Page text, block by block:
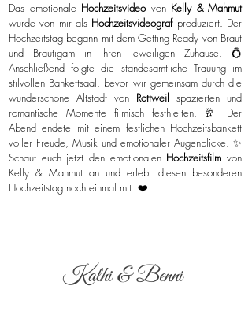
Das emotionale Hochzeitsvideovon Kelly & Mahmut
wurde von mir als Hochzeitsvideograf produziert. Der
Hochzeitstag begann mit dem Getting Ready von Braut
und Bräutigam in ihren jeweiligen Zuhause. 💍
Anschließend folgte die standesamtliche Trauung im
stilvollen Bankettsaal, bevor wir gemeinsam durch die
wunderschöne Altstadt von Rottweil spazierten und
romantische Momente filmisch festhielten. 🥂 Der
Abend endete mit einem festlichen Hochzeitsbankett
voller Freude, Musik und emotionaler Augenblicke. ✨
Schaut euch jetzt den emotionalen Hochzeitsfilmvon
Kelly & Mahmut an und erlebt diesen besonderen
Hochzeitstag noch einmal mit. ❤️
Kathi & Benni